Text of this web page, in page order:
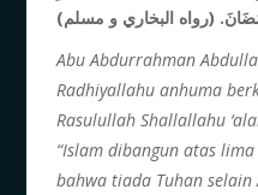
(رواه البخاري و مسلم)
Abu Abdurrahman
Radhiyallahu anhuma
Rasulullah Shallallahu
“Islam dibangun atas
bahwa tiada Tuhan